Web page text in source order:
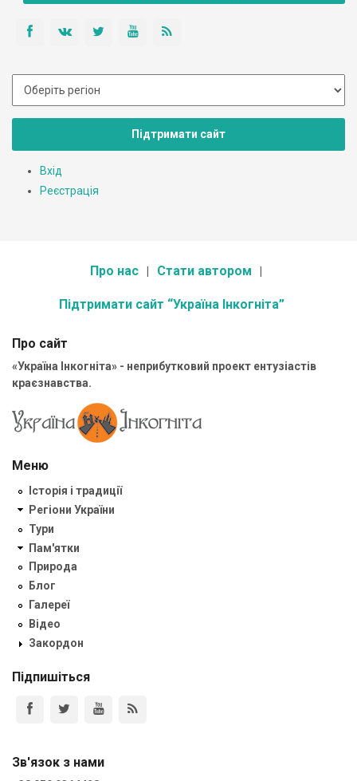
Підтримати сайт
Вхід
Реєстрація
Про нас Стати автором
Підтримати сайт “Україна Інкогніта”
Про сайт
«Україна Інкогніта» - неприбутковий проект ентузіастів
краєзнавства.
Меню
Історія і традиції
Регіони України
Тури
Пам'ятки
Природа
Блог
Галереї
Відео
Закордон
Підпишіться
Зв'язок з нами